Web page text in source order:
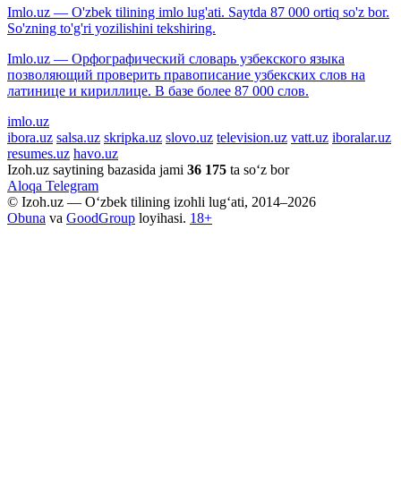
Imlo.uz — O'zbek tilining imlo lug'ati. Saytda 87 000 ortiq so'z bor.
So'zning to'g'ri yozilishini tekshiring.
Imlo.uz — Орфографический словарь узбекского языка
позволяющий проверить правописание узбекских слов на
латинице и кириллице. В базе более 87 000 слов.
imlo.uz
ibora.uz salsa.uz skripka.uz slovo.uz television.uz vatt.uz iboralar.uz
resumes.uz havo.uz
Izoh.uz saytining bazasida jami 36 175 ta so‘z bor
Aloqa Telegram
© Izoh.uz — O‘zbek tilining izohli lug‘ati, 2014–2026
Obuna va GoodGroup loyihasi. 18+